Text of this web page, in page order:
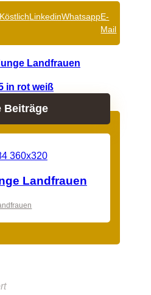
KöstlichLinkedinWhatsappE-
Mail
Landfrauen
in rot weiß
Beiträge
Landfrauen